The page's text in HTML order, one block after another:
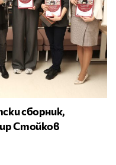
сборник,
Стойков